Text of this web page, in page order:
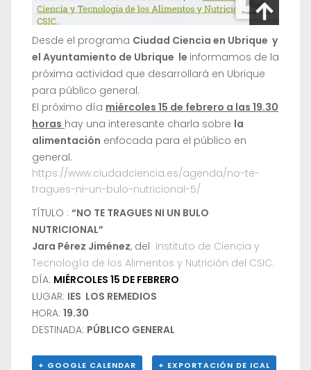
Desde el programa Ciudad Ciencia en Ubrique y
el Ayuntamiento de Ubrique le informamos de la
próxima actividad que desarrollará en Ubrique
para público general.
El próximo día miércoles 15 de febrero a las 19.30
horas hay una interesante charla sobre la
alimentación enfocada para el público en
general.
https://www.ciudadciencia.es/agenda/no-te-
tragues-ni-un-bulo-nutricional-5/
TÍTULO : “NO TE TRAGUES NI UN BULO
NUTRICIONAL”
Jara Pérez Jiménez, del Instituto de Ciencia y
Tecnología de los Alimentos y Nutrición del CSIC.
DÍA: MIÉRCOLES 15 DE FEBRERO
LUGAR: IES LOS REMEDIOS
HORA: 19.30
DESTINADA: PÚBLICO GENERAL
+ GOOGLE CALENDAR + EXPORTACIÓN DE ICAL